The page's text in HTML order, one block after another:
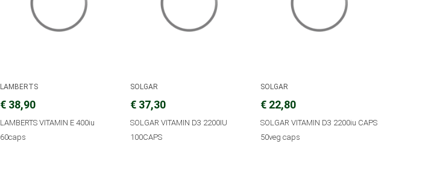
LAMBERTS
€ 38,90
LAMBERTS VITAMIN E 400iu
60caps
SOLGAR
€ 37,30
SOLGAR VITAMIN D3 2200IU
100CAPS
SOLGAR
€ 22,80
SOLGAR VITAMIN D3 2200iu CAPS
50veg caps